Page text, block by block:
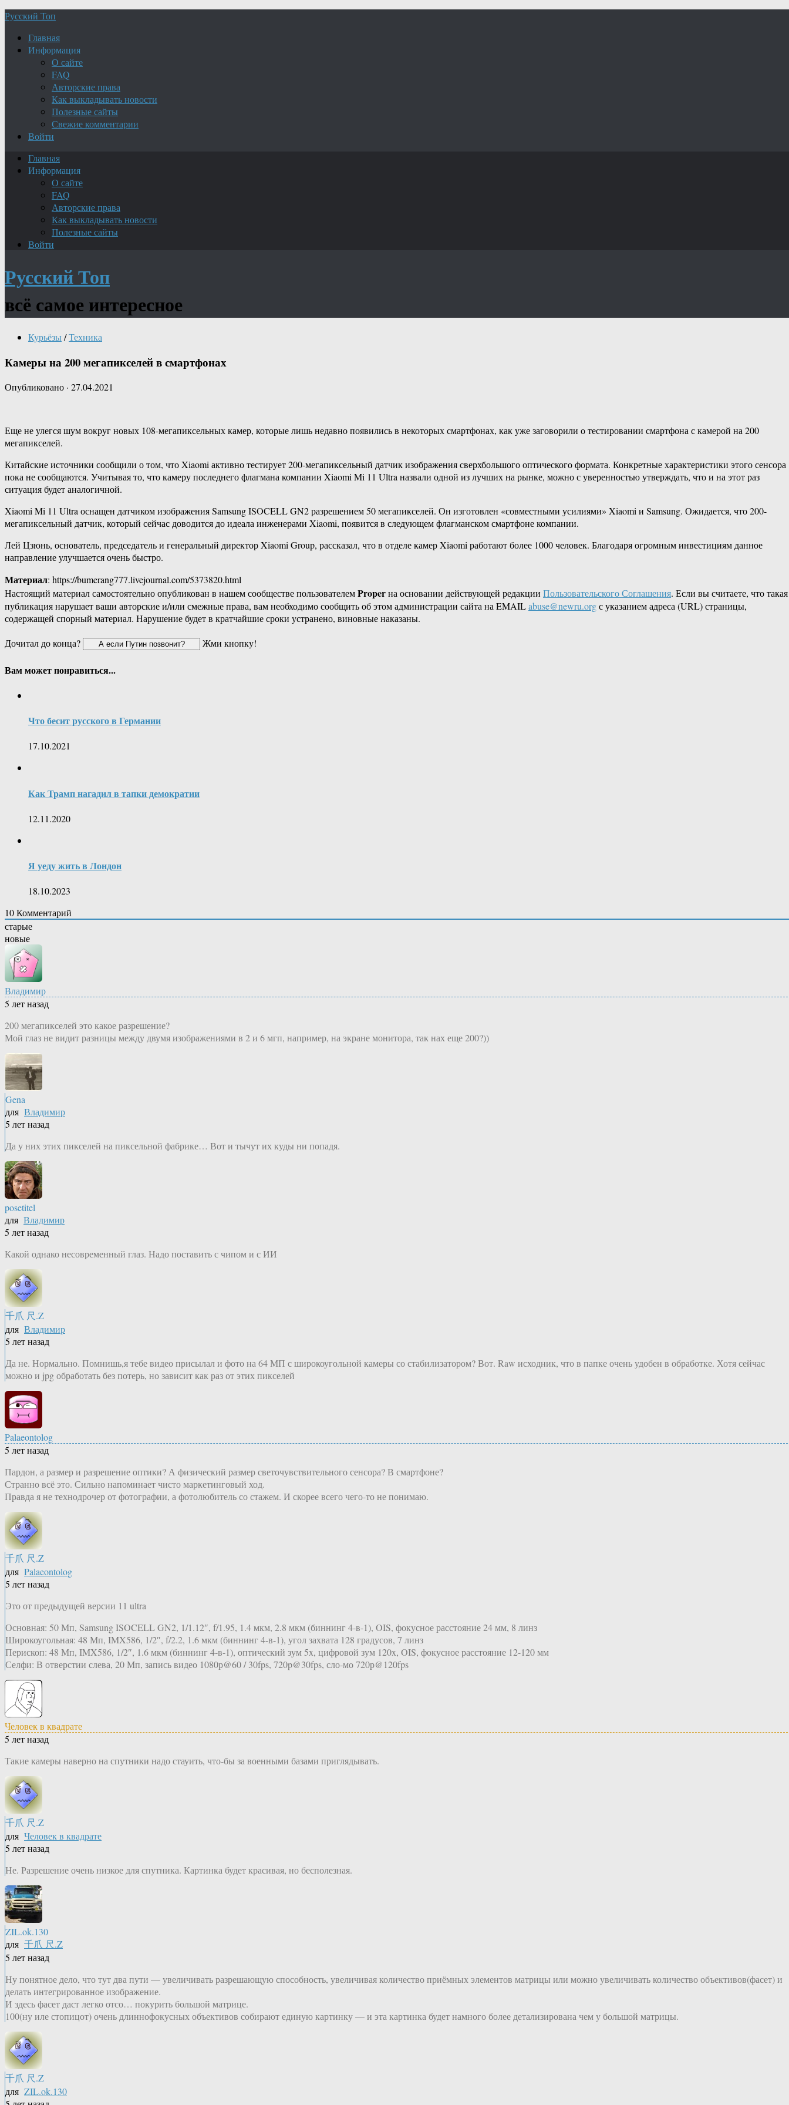
Русский Топ
Главная
Информация
О сайте
FAQ
Авторские права
Как выкладывать новости
Полезные сайты
Свежие комментарии
Войти
Главная
Информация
О сайте
FAQ
Авторские права
Как выкладывать новости
Полезные сайты
Войти
Русский Топ
всё самое интересное
Курьёзы/Техника
Камеры на 200 мегапикселей в смартфонах
Опубликовано · 27.04.2021
Еще не улегся шум вокруг новых 108-мегапиксельных камер, которые лишь недавно появились в некоторых смартфонах, как уже заговорили о тестировании смартфона с камерой на 200
мегапикселей.
Китайские источники сообщили о том, что Xiaomi активно тестирует 200-мегапиксельный датчик изображения сверхбольшого оптического формата. Конкретные характеристики этого сенсора
пока не сообщаются. Учитывая то, что камеру последнего флагмана компании Xiaomi Mi 11 Ultra назвали одной из лучших на рынке, можно с уверенностью утверждать, что и на этот раз
ситуация будет аналогичной.
Xiaomi Mi 11 Ultra оснащен датчиком изображения Samsung ISOCELL GN2 разрешением 50 мегапикселей. Он изготовлен «совместными усилиями» Xiaomi и Samsung. Ожидается, что 200-
мегапиксельный датчик, который сейчас доводится до идеала инженерами Xiaomi, появится в следующем флагманском смартфоне компании.
Лей Цзюнь, основатель, председатель и генеральный директор Xiaomi Group, рассказал, что в отделе камер Xiaomi работают более 1000 человек. Благодаря огромным инвестициям данное
направление улучшается очень быстро.
Материал: https://bumerang777.livejournal.com/5373820.html
Настоящий материал самостоятельно опубликован в нашем сообществе пользователемProperна основании действующей редакции Пользовательского Соглашения. Если вы считаете, что такая
публикация нарушает ваши авторские и/или смежные права, вам необходимо сообщить об этом администрации сайта на EMAILabuse@newru.orgс указанием адреса (URL) страницы,
содержащей спорный материал. Нарушение будет в кратчайшие сроки устранено, виновные наказаны.
Дочитал до конца?
Жми кнопку!
Вам может понравиться...
Что бесит русского в Германии
17.10.2021
Как Трамп нагадил в тапки демократии
12.11.2020
Я уеду жить в Лондон
18.10.2023
10Комментарий
старые
новые
Владимир
5 лет назад
200 мегапикселей это какое разрешение?
Мой глаз не видит разницы между двумя изображениями в 2 и 6 мгп, например, на экране монитора, так нах еще 200?))
Gena
для Владимир
5 лет назад
Да у них этих пикселей на пиксельной фабрике… Вот и тычут их куды ни попадя.
posetitel
для Владимир
5 лет назад
Какой однако несовременный глаз. Надо поставить с чипом и с ИИ
千爪 尺.Z
для Владимир
5 лет назад
Да не. Нормально. Помнишь,я тебе видео присылал и фото на 64 МП с широкоугольной камеры со стабилизатором? Вот. Raw исходник, что в папке очень удобен в обработке. Хотя сейчас
можно и jpg обработать без потерь, но зависит как раз от этих пикселей
Palaeontolog
5 лет назад
Пардон, а размер и разрешение оптики? А физический размер светочувствительного сенсора? В смартфоне?
Странно всё это. Сильно напоминает чисто маркетинговый ход.
Правда я не технодрочер от фотографии, а фотолюбитель со стажем. И скорее всего чего-то не понимаю.
千爪 尺.Z
для Palaeontolog
5 лет назад
Это от предыдущей версии 11 ultra
Основная: 50 Мп, Samsung ISOCELL GN2, 1/1.12″, f/1.95, 1.4 мкм, 2.8 мкм (биннинг 4-в-1), OIS, фокусное расстояние 24 мм, 8 линз
Широкоугольная: 48 Мп, IMX586, 1/2″, f/2.2, 1.6 мкм (биннинг 4-в-1), угол захвата 128 градусов, 7 линз
Перископ: 48 Мп, IMX586, 1/2″, 1.6 мкм (биннинг 4-в-1), оптический зум 5x, цифровой зум 120x, OIS, фокусное расстояние 12-120 мм
Селфи: В отверстии слева, 20 Мп, запись видео 1080р@60 / 30fps, 720p@30fps, сло-мо 720р@120fps
Человек в квадрате
5 лет назад
Такие камеры наверно на спутники надо стауить, что-бы за военными базами приглядывать.
千爪 尺.Z
для Человек в квадрате
5 лет назад
Не. Разрешение очень низкое для спутника. Картинка будет красивая, но бесполезная.
ZIL.ok.130
для 千爪 尺.Z
5 лет назад
Ну понятное дело, что тут два пути — увеличивать разрешающую способность, увеличивая количество приёмных элементов матрицы или можно увеличивать количество объективов(фасет) и
делать интегрированное изображение.
И здесь фасет даст легко отсо… покурить большой матрице.
100(ну иле стопицот) очень длиннофокусных объективов собирают единую картинку — и эта картинка будет намного более детализирована чем у большой матрицы.
千爪 尺.Z
для ZIL.ok.130